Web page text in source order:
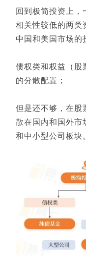
回到极简投资上，
相关性较低的两类
中国和美国市场的
债权类和权益（股
的分散配置；
但是还不够，在股
散在国内和国外市
和中小型公司板块